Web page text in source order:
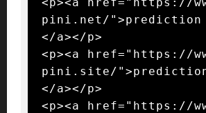
pini.net/">prediction
</a></p>
<p><a href="https://
pini.site/">prediction
</a></p>
<p><a href="https://